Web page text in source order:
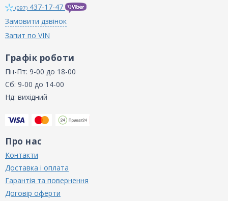
(097) 437-17-47
Замовити дзвінок
Запит по VIN
Графік роботи
Пн-Пт: 9-00 до 18-00
Сб: 9-00 до 14-00
Нд: вихідний
Про нас
Контакти
Доставка і оплата
Гарантія та повернення
Договір оферти